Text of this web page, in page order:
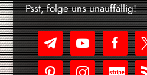
Psst, folge uns unauffällig!
telegramyoutube-
play
facebookx
pinterestinstagram
cc-
rss